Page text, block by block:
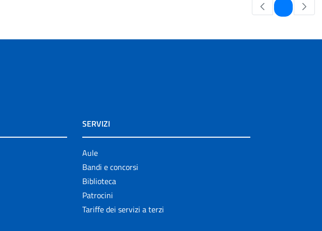
Pagina
SERVIZI
Aule
Bandi e concorsi
Biblioteca
Patrocini
Tariffe dei servizi a terzi